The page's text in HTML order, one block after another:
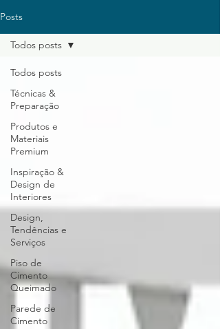
Posts
Todos posts
Técnicas &
Preparação
Produtos e
Materiais
Premium
Inspiração &
Design de
Interiores
Design,
Tendências e
Serviços
Piso de
Cimento
Queimado
Parede de
Cimento
Todos posts